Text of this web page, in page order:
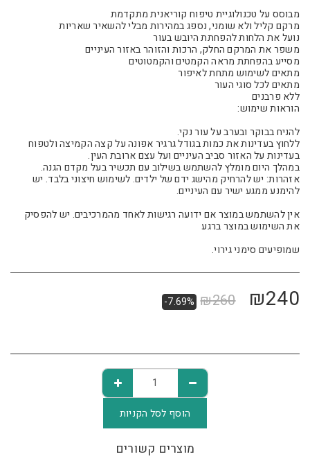
מרקם קליל ולא שומני, נספג במהירות מבלי להשאיר שאריות
נועל את הלחות להפחתת היובש בעור
משפר את המרקם החלק, הרכות והזוהר באזור העיניים
מסייע בהפחתת מראה הקמטים והקמטוטים
מתאים לשימוש מתחת לאיפור
ללא פרבנים
הוראות שימוש:
ללחוץ בעדינות את כמות בגודל גרגיר אפונה על קצה הקמיצה ולטפוח
בעדינות על האזור סביב העיניים ועל עצם ארובת העין.
אזהרות: יש להרחיק מהישג ידם של ילדים. לשימוש חיצוני בלבד. יש
להימנע ממגע ישיר עם העיניים.
אין להשתמש במוצר אם ידועה רגישות לאחד מהמרכיבים. יש להפסיק
את השימוש במוצר ברגע
שמופיעים סימני גירוי.
₪240
₪260
-7.69%
הוסף לסל הקניות
מוצרים קשורים